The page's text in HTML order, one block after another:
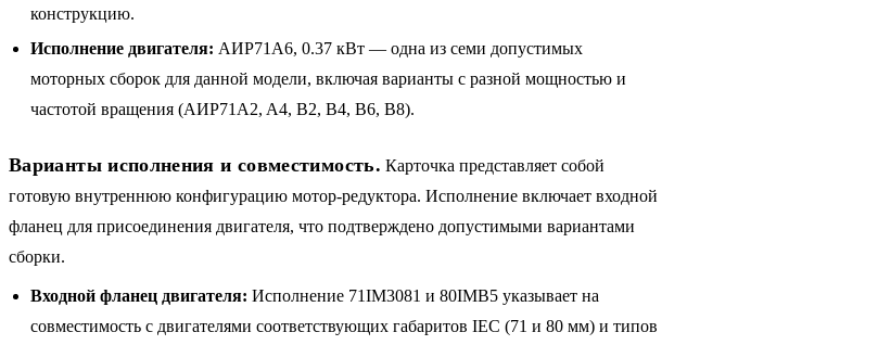
конструкцию.
Исполнение двигателя: АИР71A6, 0.37 кВт — одна из семи допустимых
моторных сборок для данной модели, включая варианты с разной мощностью и
частотой вращения (АИР71A2, A4, B2, B4, B6, B8).
Варианты исполнения и совместимость. Карточка представляет собой
готовую внутреннюю конфигурацию мотор-редуктора. Исполнение включает входной
фланец для присоединения двигателя, что подтверждено допустимыми вариантами
сборки.
Входной фланец двигателя: Исполнение 71IM3081 и 80IMB5 указывает на
совместимость с двигателями соответствующих габаритов IEC (71 и 80 мм) и типов